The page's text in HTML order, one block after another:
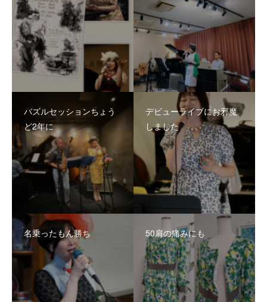
バズルセッションちょう
ど2年に
デビューライブにお邪魔
しました
名乗ったもん勝ち 50肩の痛みにも